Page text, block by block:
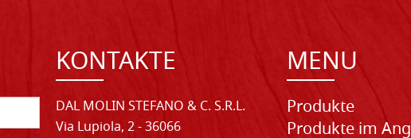
KONTAKTE
DAL MOLIN STEFANO & C. S.R.L.
Via Lupiola, 2 - 36066
MENU
Produkte
Produkte im